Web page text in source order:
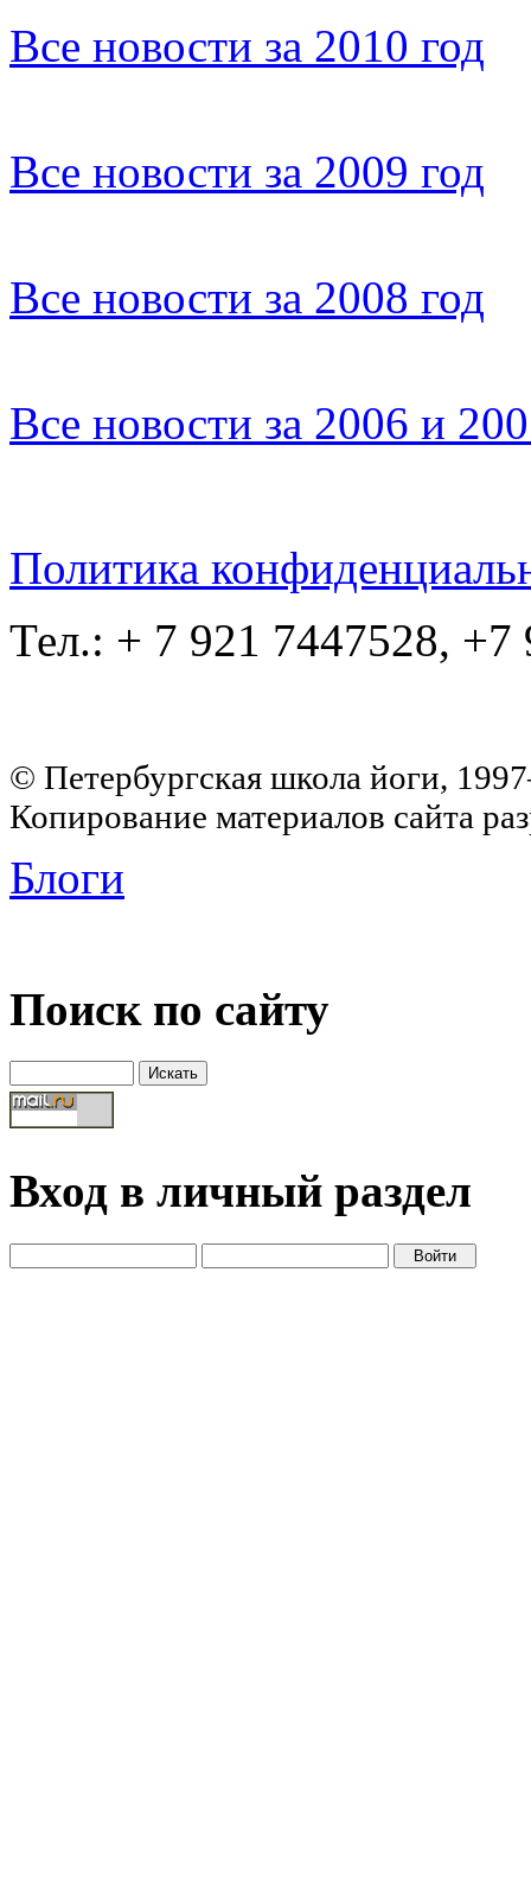
Все новости за 2010 год
Все новости за 2009 год
Все новости за 2008 год
Все новости за 2006 и
Политика
Тел.: + 7 921 7447528, +7
© Петербургская школа йоги,
Копирование материалов сайта
Блоги
Поиск по сайту
Вход в личный раздел